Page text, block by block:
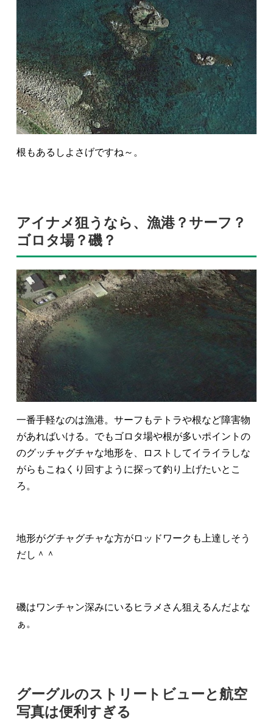
根もあるしよさげですね～。
アイナメ狙うなら、漁港？サーフ？
ゴロタ場？磯？
一番手軽なのは漁港。サーフもテトラや根など障害物
があればいける。でもゴロタ場や根が多いポイントの
のグッチャグチャな地形を、ロストしてイライラしな
がらもこねくり回すように探って釣り上げたいとこ
ろ。
地形がグチャグチャな方がロッドワークも上達しそう
だし＾＾
磯はワンチャン深みにいるヒラメさん狙えるんだよな
ぁ。
グーグルのストリートビューと航空
写真は便利すぎる